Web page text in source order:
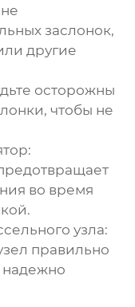
заслонок,
другие
осторожны
, чтобы не
во время
.
узла:
правильно
надежно